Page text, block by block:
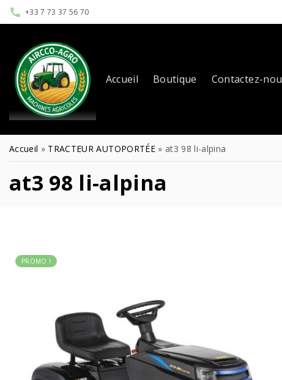
+33 7 73 37 56 70
Accueil Boutique Contactez-
Accueil » TRACTEUR AUTOPORTÉE» at3 98 li-alpina
at3 98 li-alpina
PROMO !